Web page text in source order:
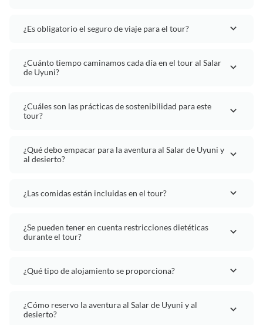
¿Es obligatorio el seguro de viaje para el tour?
¿Cuánto tiempo caminamos cada día en el tour al Salar
de Uyuni?
¿Cuáles son las prácticas de sostenibilidad para este
tour?
¿Qué debo empacar para la aventura al Salar de Uyuni y
al desierto?
¿Las comidas están incluidas en el tour?
¿Se pueden tener en cuenta restricciones dietéticas
durante el tour?
¿Qué tipo de alojamiento se proporciona?
¿Cómo reservo la aventura al Salar de Uyuni y al
desierto?